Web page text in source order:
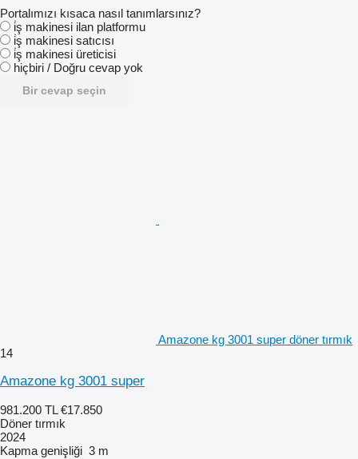
Portalımızı kısaca nasıl tanımlarsınız?
i̇ş makinesi ilan platformu
i̇ş makinesi satıcısı
i̇ş makinesi üreticisi
hiçbiri / Doğru cevap yok
Bir cevap seçin
Amazone kg 3001 super döner tırmık
14
Amazone kg 3001 super
981.200 TL €17.850
Döner tırmık
2024
Kapma genişliği 3 m